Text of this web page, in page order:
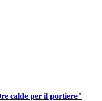
calde per il portiere"